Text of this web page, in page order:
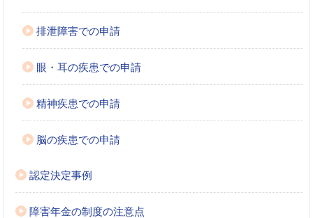
排泄障害での申請
眼・耳の疾患での申請
精神疾患での申請
脳の疾患での申請
認定決定事例
障害年金の制度の注意点